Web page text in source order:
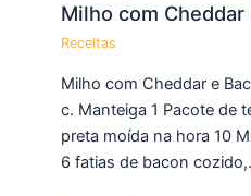
Milho com Cheddar
Receitas
Milho com Cheddar e
c. Manteiga 1 Pacote de
preta moída na hora 10
6 fatias de bacon